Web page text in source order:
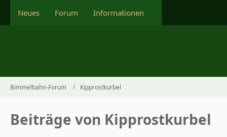
Neues Forum Informationen
Bimmelbahn-Forum Kipprostkurbel
Beiträge von Kipprostkurbel